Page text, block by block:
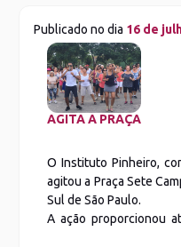
Publicado no dia 16 de
AGITA A PRAÇA
O Instituto Pinheiro,
agitou a Praça Sete
Sul de São Paulo.
A ação proporcionou